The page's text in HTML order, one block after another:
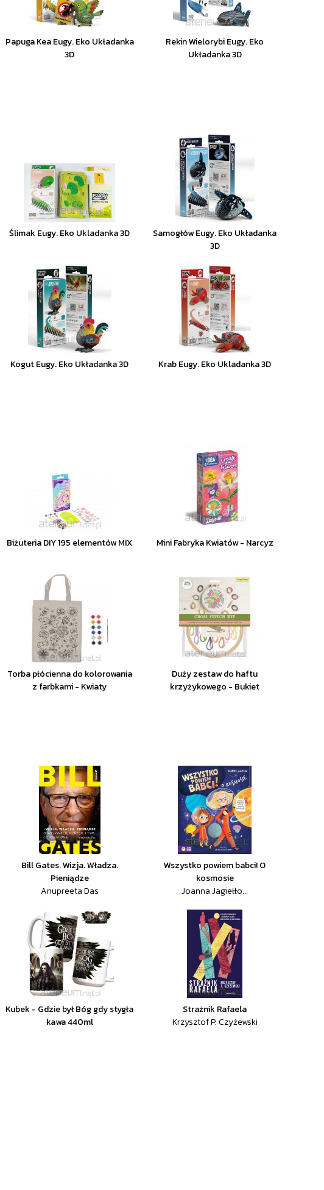
Papuga Kea Eugy. Eko Układanka
3D
Rekin Wielorybi Eugy. Eko
Układanka 3D
Ślimak Eugy. Eko Ukladanka 3D
Samogłów Eugy. Eko Układanka
3D
Kogut Eugy. Eko Układanka 3D Krab Eugy. Eko Ukladanka 3D
Biżuteria DIY 195 elementów MIX Mini Fabryka Kwiatów - Narcyz
Torba płócienna do kolorowania
z farbkami - Kwiaty
Duży zestaw do haftu
krzyżykowego - Bukiet
Bill Gates. Wizja. Władza.
Pieniądze
Anupreeta Das
Wszystko powiem babci! O
kosmosie
Joanna Jagiełło...
Kubek - Gdzie był Bóg gdy stygła
kawa 440ml
Strażnik Rafaela
Krzysztof P. Czyżewski